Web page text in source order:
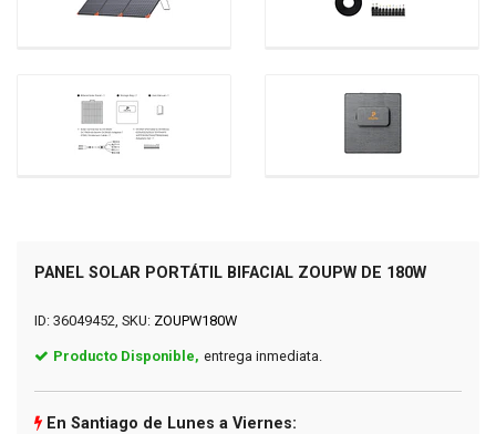
PANEL SOLAR PORTÁTIL BIFACIAL ZOUPW DE 180W
ID: 36049452, SKU: ZOUPW180W
Producto Disponible, entrega inmediata.
En Santiago de Lunes a Viernes: